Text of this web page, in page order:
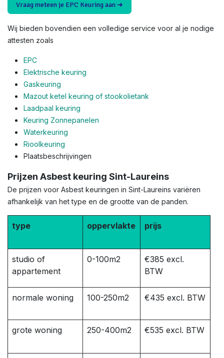
Vraag meteen je EPC Keuring aan ➜
Wij bieden bovendien een volledige service voor al je nodige
attesten zoals
EPC
Elektrische keuring
Gaskeuring
Mazout ketel keuring of stookolietank
Laadpaal keuring
Keuring Zonnepanelen
Waterkeuring
Rioolkeuring
Plaatsbeschrijvingen
Prijzen Asbest keuring Sint-Laureins
De prijzen voor Asbest keuringen in Sint-Laureins variëren
afhankelijk van het type en de grootte van de panden.
type oppervlakte prijs
studio of
appartement
0-100m2
€385 excl.
BTW
normale woning 100-250m2 €435 excl. BTW
grote woning 250-400m2 €535 excl. BTW